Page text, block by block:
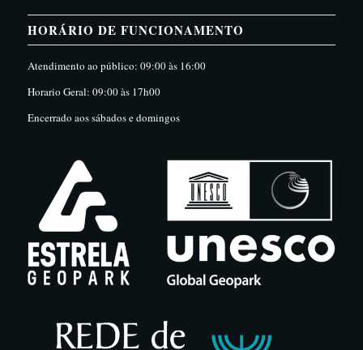
HORÁRIO DE FUNCIONAMENTO
Atendimento ao público: 09:00 às 16:00
Horario Geral: 09:00 às 17h00
Encerrado aos sábados e domingos